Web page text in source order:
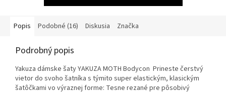
Popis Podobné (16) Diskusia Značka
Podrobný popis
Yakuza dámske šaty YAKUZA MOTH Bodycon Prineste čerstvý
vietor do svoho šatníka s týmito super elastickým, klasickým
šatôčkami vo výraznej forme: Tesne rezané pre pôsobivý